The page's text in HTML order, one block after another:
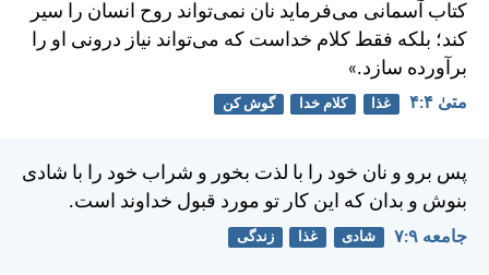
كتاب آسمانی می‌فرمايد نان نمی‌تواند روح انسان را سير
كند؛ بلكه فقط كلام خداست كه می‌تواند نياز درونی او را
برآورده سازد.»
متی‌ٰ ۴:‏۴ غذا کلام خدا گوش کن
پس برو و نان خود را با لذت بخور و شراب خود را با شادی
بنوش و بدان كه اين كار تو مورد قبول خداوند است.
جامعه ۹:‏۷ شادی غذا زندگی